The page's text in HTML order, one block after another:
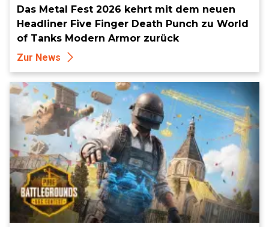
Das Metal Fest 2026 kehrt mit dem neuen
Headliner Five Finger Death Punch zu World
of Tanks Modern Armor zurück
Zur News